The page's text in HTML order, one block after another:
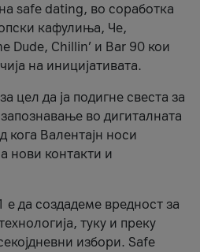
safe dating, во соработка
кафулиња, Че,
Dude, Chillin’ и Bar 90 кои
на иницијативата.
цел да ја подигне свеста за
во дигиталната
кога Валентајн носи
нови контакти и
да создадеме вредност за
туку и преку
избори. Safe